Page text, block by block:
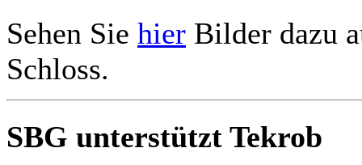
Sehen Sie hier Bilder dazu
Schloss.
SBG unterstützt Tekrob